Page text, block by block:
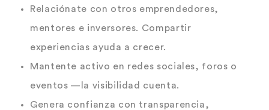
Relaciónate con otros emprendedores,
mentores e inversores. Compartir
experiencias ayuda a crecer.
Mantente activo en redes sociales, foros o
eventos —la visibilidad cuenta.
Genera confianza con transparencia,